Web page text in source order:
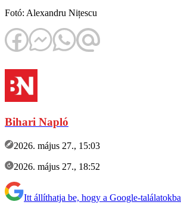
Fotó: Alexandru Nițescu
Bihari Napló
2026. május 27., 15:03
2026. május 27., 18:52
Itt állíthatja be, hogy a Google-